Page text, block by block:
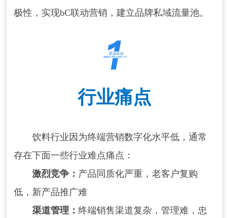
极性，实现bC联动营销，建立品牌私域流量池。
行业痛点
饮料行业因为终端营销数字化水平低，通常
存在下面一些行业难点痛点：
激烈竞争： 产品同质化严重，老客户复购
低，新产品推广难
渠道管理 ： 终端销售渠道复杂，管理难，忠